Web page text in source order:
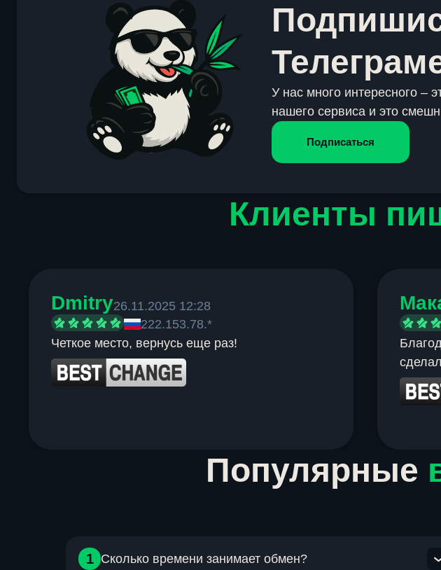
У нас много интересного –
нашего сервиса и это
Подписаться
Клиенты
Dmitry26.11.2025 12:28
222.153.78.*
Четкое место, вернусь еще раз!
Популярные
1 Сколько времени занимает обмен?